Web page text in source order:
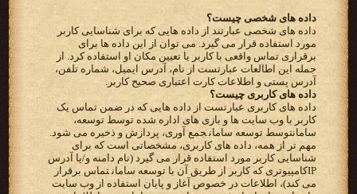
داده های شخصی چیست؟
‫داده های شخصی عبارتند از داده هایی که برای شناسایی کاربر
‫برقراری تماس واقعی با کاربر یا تعیین مکان او استفاده کرد. از
‫آدرس پستی و اطلاعات کارت اعتباری صحیح کاربر.‬
‫داده های کاربری چیست؟‬
‫داده های کاربری عبارتست از داده هایی که در ضمن تماس یک
کاربر با وب سایت ها و بازی های اداره شده توسط‬ ‫‪ ،توسعه
سامان‬توسط ‪ توسعه سامان‬جمع آوری، پردازش و ذخیره می شود.
مهم تر از همه، داده های کاربری، مشخصاتی است‬ ‫که برای
IP‬کامپیوتری که کاربر از طریق آن با‬ ‫‪ توسعه سامان‬تماس برقرار
می کند)، اطلاعات در خصوص آغاز و پایان استفاده از وب سایت